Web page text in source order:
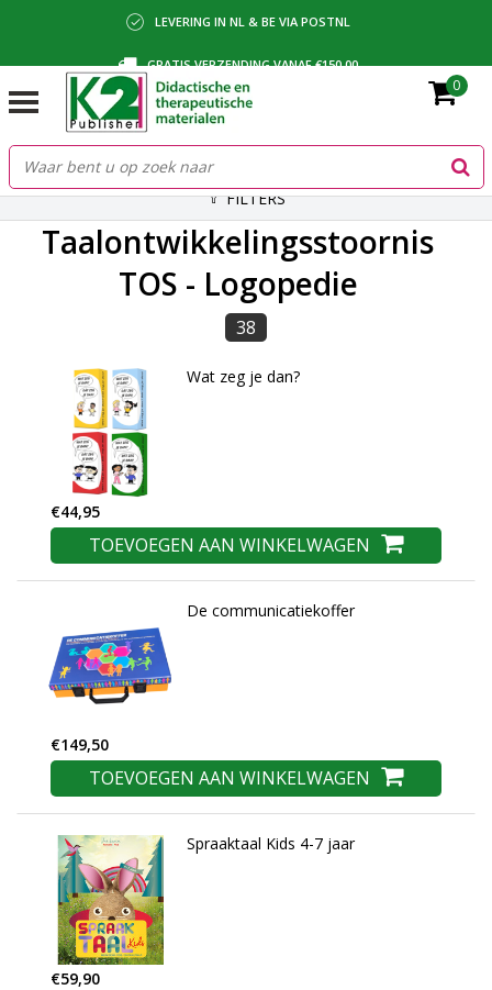
LEVERING IN NL & BE VIA POSTNL
GRATIS VERZENDING VANAF €150,00
BETALING VIA IDEAL, BANCONTACT OF FACTUUR
0
FILTERS
Taalontwikkelingsstoornis
TOS - Logopedie
38
Wat zeg je dan?
€44,95
TOEVOEGEN AAN WINKELWAGEN
De communicatiekoffer
€149,50
TOEVOEGEN AAN WINKELWAGEN
Spraaktaal Kids 4-7 jaar
€59,90